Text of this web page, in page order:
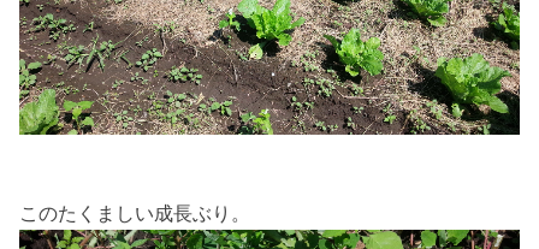
このたくましい成長ぶり。